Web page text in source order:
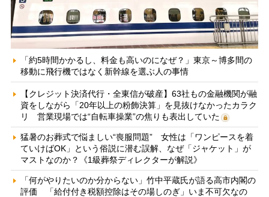
「約5時間かかるし、料金も高いのになぜ？」東京～博多間の
移動に飛行機ではなく新幹線を選ぶ人の事情
【クレジット決済代行・全東信が破産】63社もの金融機関が融
資をしながら「20年以上の粉飾決算」を見抜けなかったカラク
リ 営業現場では“自転車操業”の焦りも表出していた
猛暑のお葬式で悩ましい“喪服問題” 女性は「ワンピースを着
ていけばOK」という俗説に潜む誤解、なぜ「ジャケット」が
マストなのか？《1級葬祭ディレクターが解説》
「何がやりたいのか分からない」竹中平蔵氏が語る高市内閣の
評価 「給付付き税額控除はその場しのぎ」いま不可欠なの